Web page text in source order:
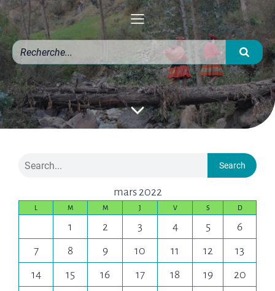
Search
mars 2022
L M M J V S D
1 2 3 4 5
6
7
8 9 10 11 12
13
14
15 16 17 18 19 20